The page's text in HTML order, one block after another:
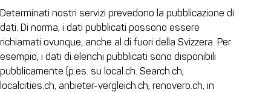
Determinati nostri servizi prevedono la pubblicazione di
dati. Di norma, i dati pubblicati possono essere
richiamati ovunque, anche al di fuori della Svizzera. Per
esempio, i dati di elenchi pubblicati sono disponibili
pubblicamente (p.es. su local.ch. Search.ch,
localcities.ch, anbieter-vergleich.ch, renovero.ch, in